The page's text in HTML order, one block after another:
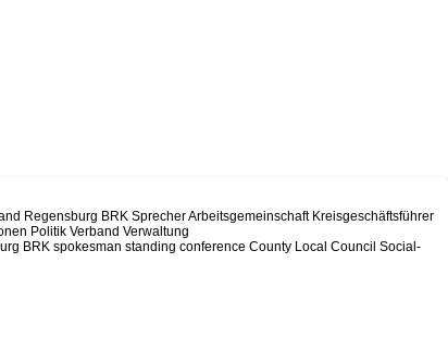
Regensburg BRK Sprecher Arbeitsgemeinschaft Kreisgeschäftsführer
Politik Verband Verwaltung
BRK spokesman standing conference County Local Council Social-